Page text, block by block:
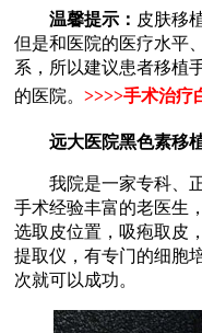
温馨提示： 皮肤移
但是和医院的医疗水平
系，所以建议患者移植
的医院。>>>>手术治疗
远大医院黑色素移
我院是一家专科、正
手术经验丰富的老医生
选取皮位置，吸疱取皮
提取仪，有专门的细胞
次就可以成功。